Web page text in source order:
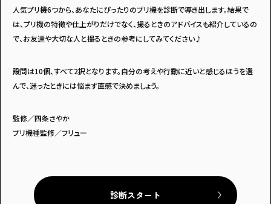
人気プリ機6つから、あなたにぴったりのプリ機を診断で導き出します。結果で
は、プリ機の特徴や仕上がりだけでなく、撮るときのアドバイスも紹介しているの
で、お友達や大切な人と撮るときの参考にしてみてください♪
設問は10個、すべて2択となります。自分の考えや行動に近いと感じるほうを選
んで、迷ったときには悩まず直感で決めましょう。
監修／四条さやか
プリ機種監修／フリュー
診断スタート